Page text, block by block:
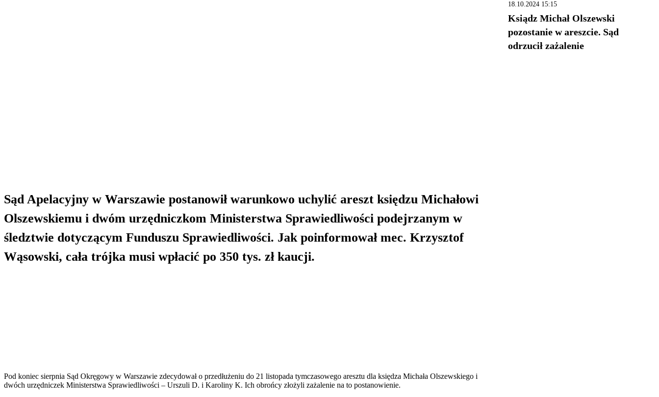
Sąd Apelacyjny w Warszawie postanowił warunkowo uchylić areszt księdzu Michałowi
Olszewskiemu i dwóm urzędniczkom Ministerstwa Sprawiedliwości podejrzanym w
śledztwie dotyczącym Funduszu Sprawiedliwości. Jak poinformował mec. Krzysztof
Wąsowski, cała trójka musi wpłacić po 350 tys. zł kaucji.
Pod koniec sierpnia Sąd Okręgowy w Warszawie zdecydował o przedłużeniu do 21 listopada tymczasowego aresztu dla księdza Michała Olszewskiego i
dwóch urzędniczek Ministerstwa Sprawiedliwości – Urszuli D. i Karoliny K. Ich obrońcy złożyli zażalenie na to postanowienie.
18.10.2024 15:15
Ksiądz Michał Olszewski
pozostanie w areszcie. Sąd
odrzucił zażalenie